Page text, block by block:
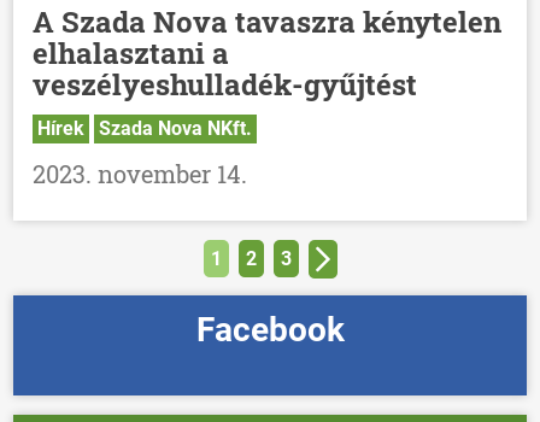
A Szada Nova tavaszra kénytelen
elhalasztani a
veszélyeshulladék-gyűjtést
Hírek Szada Nova NKft.
2023. november 14.
1 2 3
Facebook